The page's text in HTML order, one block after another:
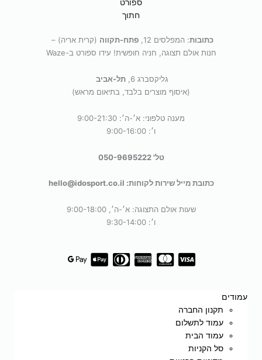
כתובות: המפלסים 12, פתח-תקווה (קרית אריה) –
חנות אולם תצוגה, חניה חופשית! עידו ספורט ב-Waze
גליקסברג 6,
תל-אביב
(איסוף מוצרים בלבד, בתיאום מראש)
מענה טלפוני: א׳-ה׳: 9:00-21:30
ו׳: 9:00-16:00
טל' 050-9695222
כתובת מייל שירות לקוחות: hello@idosport.co.il
שעות אולם התצוגה: א׳-ה׳, 9:00-18:00
ו׳: 9:30-14:00
עמודים
תקנון החברה
עמוד לתשלום
עמוד הבית
סל הקניות